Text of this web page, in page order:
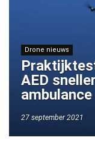
Drone nieuws
AED
ambulance
27 september 2021